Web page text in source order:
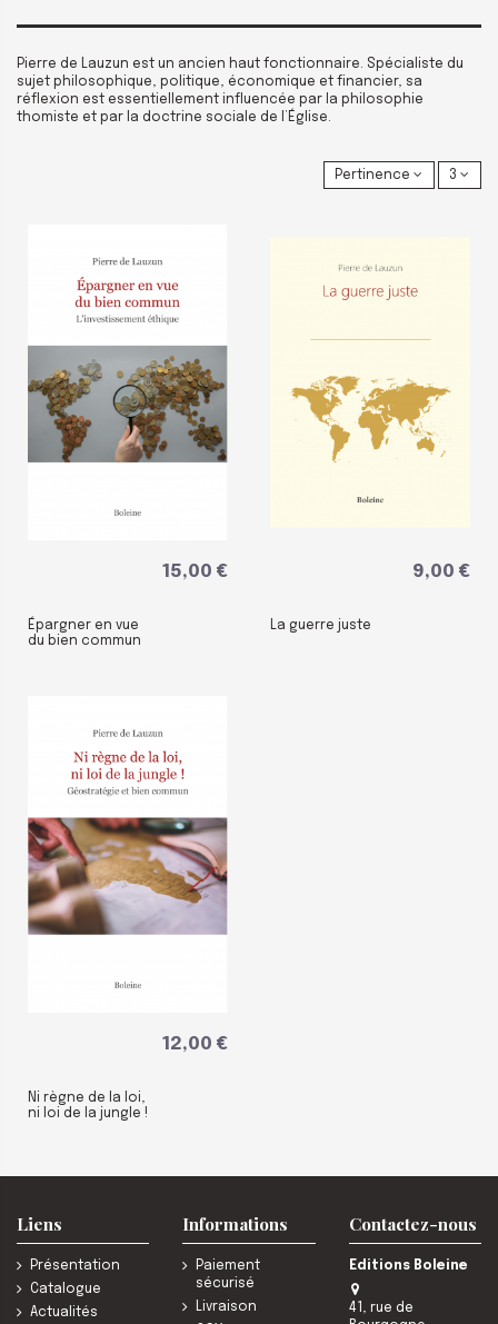
Pierre de Lauzun est un ancien haut fonctionnaire. Spécialiste du
sujet philosophique, politique, économique et financier, sa
réflexion est essentiellement influencée par la philosophie
thomiste et par la doctrine sociale de l’Église.
Pertinence 3
Épargner en vue
du bien commun
15,00 €
La guerre juste
9,00 €
Ni règne de la loi,
ni loi de la jungle !
12,00 €
Liens
Présentation
Catalogue
Actualités
Informations
Paiement
sécurisé
Livraison
Contactez-nous
Editions Boleine
41, rue de